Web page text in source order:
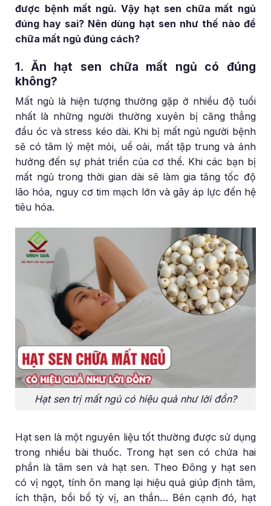
được bệnh mất ngủ. Vậy hạt sen chữa mất ngủ
đúng hay sai? Nên dùng hạt sen như thế nào để
chữa mất ngủ đúng cách?
1. Ăn hạt sen chữa mất ngủ có đúng
không?
Mất ngủ là hiện tượng thường gặp ở nhiều độ tuổi
nhất là những người thường xuyên bị căng thẳng
đầu óc và stress kéo dài. Khi bị mất ngủ người bệnh
sẽ có tâm lý mệt mỏi, uể oải, mất tập trung và ảnh
hưởng đến sự phát triển của cơ thể. Khi các bạn bị
mất ngủ trong thời gian dài sẽ làm gia tăng tốc độ
lão hóa, nguy cơ tim mạch lớn và gây áp lực đến hệ
tiêu hóa.
Hạt sen trị mất ngủ có hiệu quả như lời đồn?
Hạt sen là một nguyên liệu tốt thường được sử dụng
trong nhiều bài thuốc. Trong hạt sen có chứa hai
phần là tâm sen và hạt sen. Theo Đông y hạt sen
có vị ngọt, tính ôn mang lại hiệu quả giúp định tâm,
ích thận, bồi bổ tỳ vị, an thần… Bên cạnh đó, hạt